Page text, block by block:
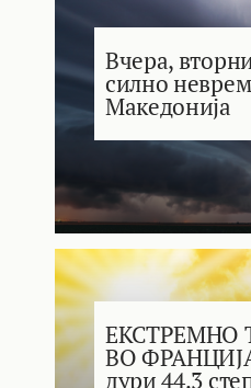
Вчера,
силно
Македонија
ЕКСТРЕМНО
ВО
дури 44.3